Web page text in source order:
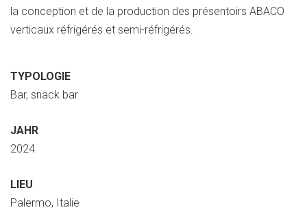
la conception et de la production des présentoirs ABACO
verticaux réfrigérés et semi-réfrigérés.
TYPOLOGIE
Bar, snack bar
JAHR
2024
LIEU
Palermo, Italie